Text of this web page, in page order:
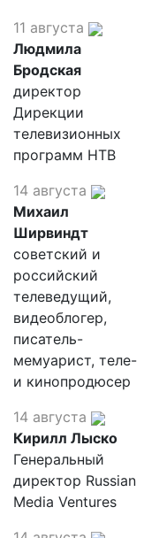
11 августа
Людмила
Бродская
директор
Дирекции
телевизионных
программ НТВ
14 августа
Михаил
Ширвиндт
советский и
российский
телеведущий,
видеоблогер,
писатель-
мемуарист, теле-
и кинопродюсер
14 августа
Кирилл Лыско
Генеральный
директор Russian
Media Ventures